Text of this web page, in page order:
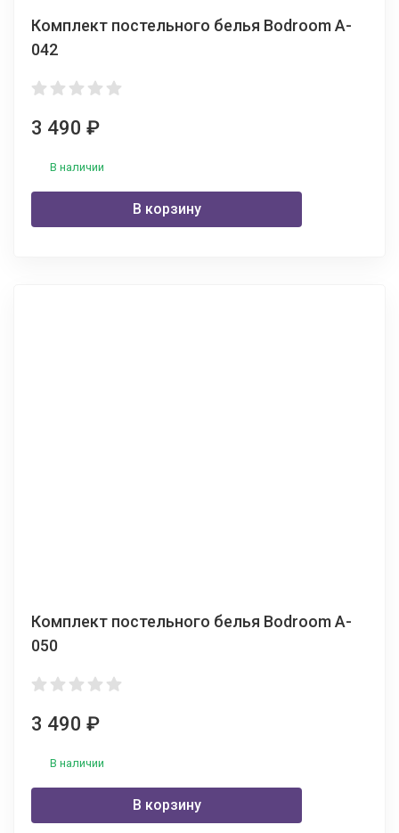
Комплект постельного белья Bodroom A-
042
3 490 ₽
В наличии
В корзину
Комплект постельного белья Bodroom A-
050
3 490 ₽
В наличии
В корзину